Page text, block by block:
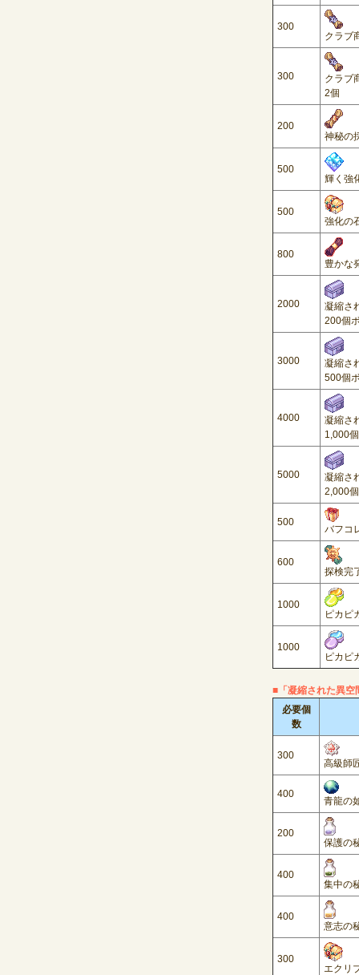
300
クラブ
300
クラブ
2個
200
神秘の
500
輝く強
500
強化の
800
豊かな
2000
凝縮さ
200個
3000
凝縮さ
500個
4000
凝縮さ
1,000
5000
凝縮さ
2,000
500
バフコ
600
探検完
1000
ピカピ
1000
ピカピ
■「凝縮された異空
必要個
数
300
高級師
400
青龍の
200
保護の
400
集中の
400
意志の
300
エクリ